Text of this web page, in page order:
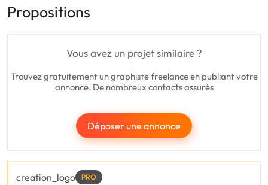
Propositions
Vous avez un projet similaire ?
Trouvez gratuitement un graphiste freelance en publiant votre
annonce. De nombreux contacts assurés
Déposer une annonce
creation_logo PRO